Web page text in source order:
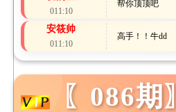
011:10
帮你顶顶吧
安筱帅
011:10
高手！！牛dd
〖086